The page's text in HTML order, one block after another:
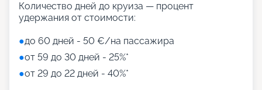
Количество дней до круиза — процент
удержания от стоимости:
●до 60 дней - 50 €/на пассажира
●от 59 до 30 дней - 25%*
●от 29 до 22 дней - 40%*